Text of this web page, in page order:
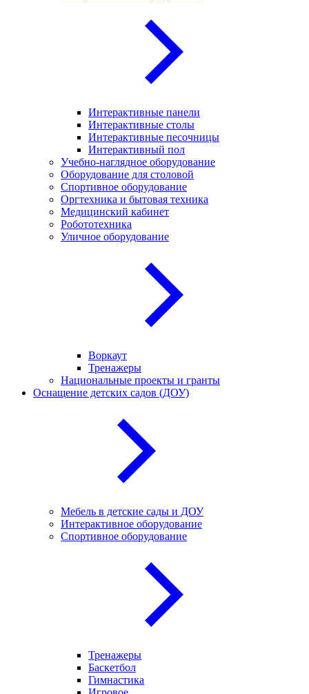
Интерактивные панели
Интерактивные столы
Интерактивные песочницы
Интерактивный пол
Учебно-наглядное оборудование
Оборудование для столовой
Спортивное оборудование
Оргтехника и бытовая техника
Медицинский кабинет
Робототехника
Уличное оборудование
Воркаут
Тренажеры
Национальные проекты и гранты
Оснащение детских садов (ДОУ)
Мебель в детские сады и ДОУ
Интерактивное оборудование
Спортивное оборудование
Тренажеры
Баскетбол
Гимнастика